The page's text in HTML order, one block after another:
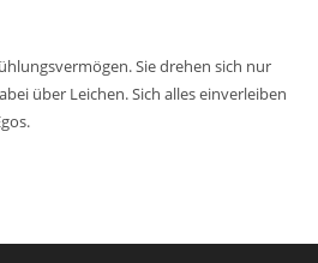
Sie drehen sich nur
über Leichen. Sich alles einverleiben